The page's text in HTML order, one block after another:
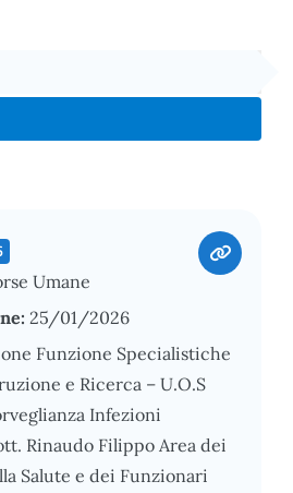
Umane
25/01/2026
Funzione Specialistiche
e Ricerca – U.O.S
Infezioni
Rinaudo Filippo Area dei
Salute e dei Funzionari